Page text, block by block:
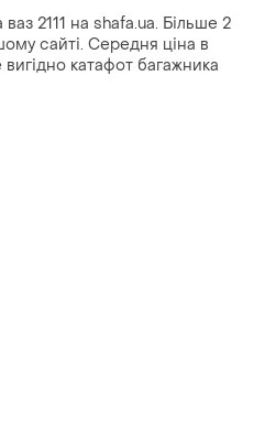
2111 на shafa.ua. Більше 2
сайті. Середня ціна в
катафот багажника